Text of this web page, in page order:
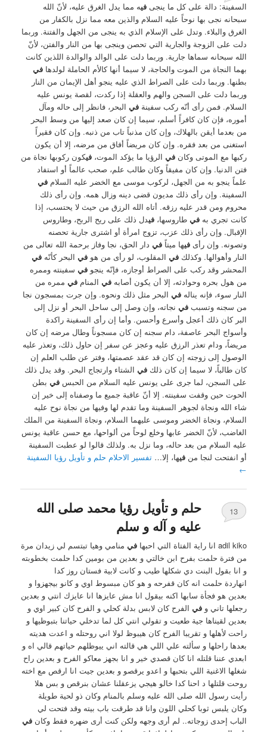
السفينة: دالة على كل ما ينجىفيه مما يدل الغرق عليه، لأنّ الله
سبحانه نجى بها نوحاً عليه السلام والذين معه مما نزل بالكفار من
الغرق والبلاء. وتدل على الإسلام الذي به ينجى من الجهل والفتنة. وربما
دلت على الزوجة والجارية التي تحصن وينجى بها من النار والفتن، لأنّ
الله سبحانه سماها جارية. وربما دلت على الوالد والوالدة اللذين كانت
بهما النجاة من الموت والحاجة، لا سيما أنها كالأم الحاملة لولدهافي
بطنها. وربما دلت على الصراط الذي عليه ينجو أهل الإيمان من النار
وربما دلت على السجن والهم والعقلة إذا ركدت، لقصة يونس عليه
السلام. فمن رأى أنّه ركب سفينةفي البحر، فانظر إلى حاله ومآل
أموره، فإن كان كافراً أسلم، سيما إن كان صعد إليها من وسط البحر
من بعدما أيقن بالهلاك، وإن كان مذنباً تاب من ذنبه. وإن كان فقيراً
استغنى من بعد فقره. وإن كان مريضاً أفاق من مرضه، إلا أن يكون
ركبها مع الموتى وكانفي الرؤيا ما يؤكد الموت،فيكون ركوبها نجاة من
فتن الدنيا. وإن كان مفيقاً وكان طالب علم، صحب عالماً أو استفاد
علماً ينجو به من الجهل، لركوب موسى مع الخضر عليه السلامفي
السفينة. وإن رأى ذلك مديون قضى دينه وزال همه. وإن رأى ذلك
محروم ومن قدر عليه رزقه. أتاه الله الرزق من حيث لا يحتسب، إذا
كانت تجري بهفي طاروسها،فيدل ذلك على ريح الربح، وطاروس
الإقبال. وإن رأى ذلك عزب، تزوج امرأة أو اشترى جارية تحصنه
وتصونه. وإن رأىفيها ميتاًفي دار الحق، نجا وفاز برحمة الله تعالى من
النار وأهوالها. وكذلكفي المقلوب، لو رأى من هوفي البحر كأنّهفي
المحشر وقد ركب على الصراط أوجازه، فإنّه ينجوفي سفينته وممره
من هول بحره وحوادثه، إلا أن يكون أصابهفي المنامفي ممره من
النار سوء، فإنه ينالهفي البحر مثل ذلك ونحوه. وإن جرت بمسجون نجا
من سجنه وتسببفي نجاته، وإن وصل إلى ساحل البحر أو نزل إلى
البر كان ذلك أعجل وأسرع وأحسن. وأما إن رأى السفينة راكدة
وأسواج البحر عاصفة، دام سجنه إن كان مسجوناً وطال مرضه إن كان
مريضاً، ودام تعذر الرزق عليه وعجز عن سفر إن حاول ذلك، وتعذر عليه
الوصول إلى زوجته إن كان قد عقد عصمتها، وفتر عن طلب العلم إن
كان طالباً، لا سيما إن كان ذلكفي الشتاء وارتجاج البحر. وقد يدل ذلك
على السجن، لما جرى على يونس عليه السلام من الحبسفي بطن
الحوت حين وقفت سفينته. إلا أنّ عاقبة جميع ما وصفناه إلى خير إن
شاء الله ونجاة لجوهر السفينة وما تقدم لها وفيها من نجاة نوح عليه
السلام، ونجاة الخضر وموسى عليهما السلام، ونجاة السفينة من الملك
الغاضب، لأنّ الخضر عابها وخلع لوحاً من ألواحها، مع حسن عاقبة يونس
عليه السلام من بعد حاله، وما نزل به. ولذلك قالوا لو عطبت السفينة
أو انفتحت لنجا منفيها، إلا…تفسير الاحلام حلم و تأويل رؤيا السفينة
←
حلم و تأويل رؤيا محمد صلى الله
عليه و آله و سلم
13
adil kiko انا راية الفتاة التي احبها في منامي وهيا تبتسم لي زيدان مرة
من فترة حلمت بفرح ابن خالتي و بعدين من بومين كدا حلمت بخطوبته
و انا بقول البنت دي شكلها طيب و كانت لابية فستان روز كدا
انهاردة حلمت انه كان قفرحه و هو كان مبسوط اوي و كانو بيجهزوا و
بعدين هو فجأة سابها اكنه بيقول انا مش عايزها انا عايزك انتي و بعدين
رجعلها تاني وفي الفرح كان لابس بدلة كحلي و الفرح كان كبير اوي و
بعدين لقيناها جية طعيت و تقولي انتي كل لما تدخلي حياتنا بتبوظيها و
راحت لأهلها و تقريبا الفرح كان هيبوظ لولا اني روحتله و اعدت هديته
بعدها راحلها و سألته علي اللي هي قالته اني ييوظلهم حياتهم قالي اه و
ابعدي عننا قلتله انا كان قصدي خير و انا بجهز معاكو الفرح و بعدين راح
شغلها الاغنية اللي بتحبها و اعدو يرقصو و بعدين جيت انا ارقص مع اخته
روحت قلتلها د احنا كدا خالو هيجي يزعقلنا عشان بنرقص و بس هلا
رأيت رسول الله صلى الله عليه وسلم بالمنام وكان ذو لحية طويلة
وكان يلبس ثوبا كحلي اللون وانا قد طرقت باب بيته وقد فتحت لي
الباب إحدى زوجاته.. لم أرى وجهه ولكن كنت أرى ضهره فقط وكانفي